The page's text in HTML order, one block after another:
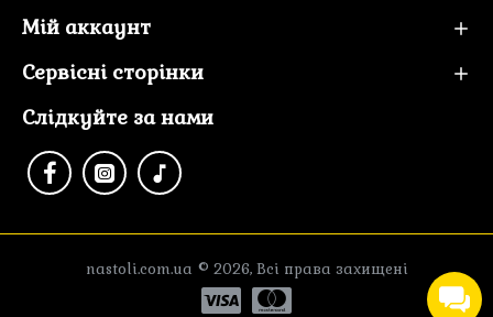
Мій аккаунт
Сервісні сторінки
Слідкуйте за нами
nastoli.com.ua © 2026, Всі права захищені